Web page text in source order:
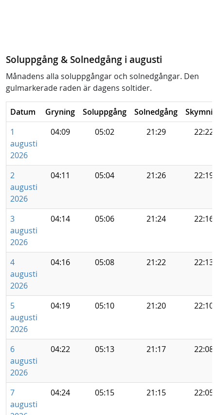
Soluppgång & Solnedgång i augusti
Månadens alla soluppgångar och solnedgångar. Den
gulmarkerade raden är dagens soltider.
Datum Gryning Soluppgång Solnedgång
1
augusti
2026
04:09 05:02 21:29 22:22
2
augusti
2026
04:11 05:04 21:26 22:19
3
augusti
2026
04:14 05:06 21:24 22:16
4
augusti
2026
04:16 05:08 21:22 22:13
5
augusti
2026
04:19 05:10 21:20 22:10
6
augusti
2026
04:22 05:13 21:17 22:08
7
augusti
04:24 05:15 21:15 22:05